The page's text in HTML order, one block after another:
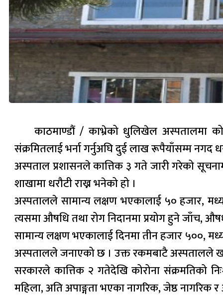
काठमाण्डौं / काभ्रेको धुलिखेल अस्पतालमा
संक्रमितलाई भर्ना गर्नुअघि दुई लाख रूपैयाँसम्म नगद
अस्पताल प्रशासनले कात्तिक ३ गते जारी गरेको
शाखामा धरौटी राख्न भनेको हो ।
अस्पतालले सामान्य लक्षण भएकालाई ५० हजार,
त्यसमा औषधि तथा रोग निदानमा प्रयोग हुने जाँच,
सामान्य लक्षण भएकालाई दिनमा तीन हजार ५००,
अस्पतालले जनाएको छ । उक्त रकमबाटै अस्पतालले
सरकारले कात्तिक २ गतेदेखि कोरोना संक्रमतिको
महिला, अति अपाङ्गता भएका नागरिक, जेष्ठ नागरिक